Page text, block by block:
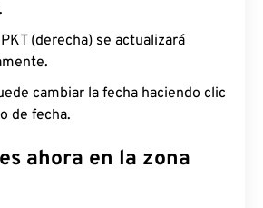
(derecha) se actualizará
cambiar la fecha haciendo clic
de fecha.
ahora en la zona